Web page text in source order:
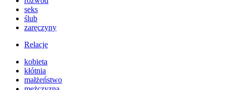
seks
ślub
zaręczyny
Relacje
kobieta
kłótnia
małżeństwo